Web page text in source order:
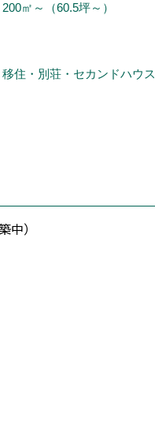
200㎡～（60.5坪～）
移住・別荘・セカンドハウス
中）